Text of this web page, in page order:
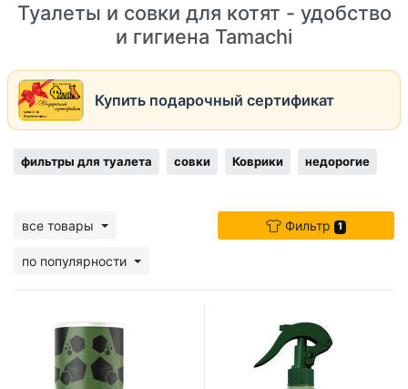
Туалеты и совки для котят - удобство
и гигиена Tamachi
Купить подарочный сертификат
фильтры для туалета совки Коврики недорогие
все товары
по популярности
Фильтр 1